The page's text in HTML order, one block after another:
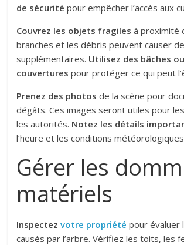
de sécurité pour empêcher l’accès aux
Couvrez les objets fragiles à proximité
branches et les débris peuvent causer
supplémentaires. Utilisez des bâches
couvertures pour protéger ce qui peut
Prenez des photos de la scène pour
dégâts. Ces images seront utiles pour
les autorités. Notez les détails
l’heure et les conditions
Gérer les
matériels
Inspectez votre propriété pour évaluer
causés par l’arbre. Vérifiez les toits, les